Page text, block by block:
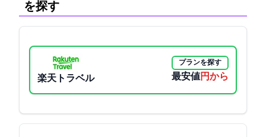
を探す
楽天トラベル
プランを探す
最安値16764円から